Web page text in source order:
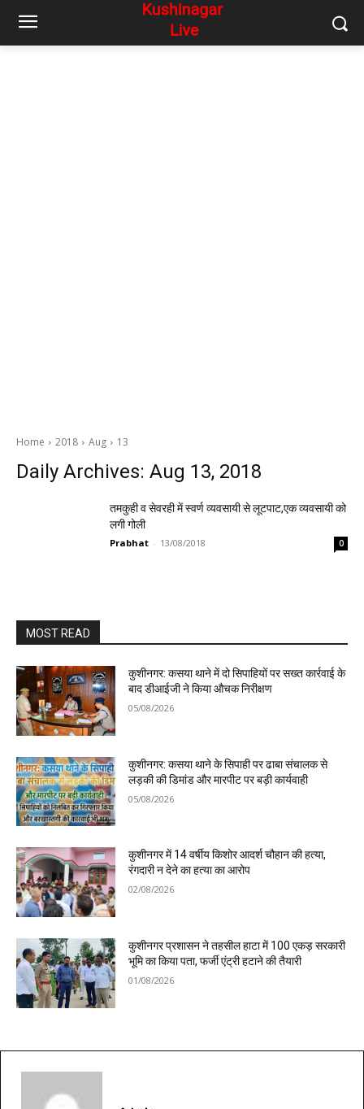
Home 2018 Aug 13
Daily Archives: Aug 13, 2018
तमकुही व सेवरही में स्वर्ण व्यवसायी से लूटपाट,एक व्यवसायी को
लगी गोली
Prabhat - 13/08/2018 0
MOST READ
कुशीनगर: कसया थाने में दो सिपाहियों पर सख्त कार्रवाई के
बाद डीआईजी ने किया औचक निरीक्षण
05/08/2026
कुशीनगर: कसया थाने के सिपाही पर ढाबा संचालक से
लड़की की डिमांड और मारपीट पर बड़ी कार्यवाही
05/08/2026
कुशीनगर में 14 वर्षीय किशोर आदर्श चौहान की हत्या,
रंगदारी न देने का हत्या का आरोप
02/08/2026
कुशीनगर प्रशासन ने तहसील हाटा में 100 एकड़ सरकारी
भूमि का किया पता, फर्जी एंट्री हटाने की तैयारी
01/08/2026